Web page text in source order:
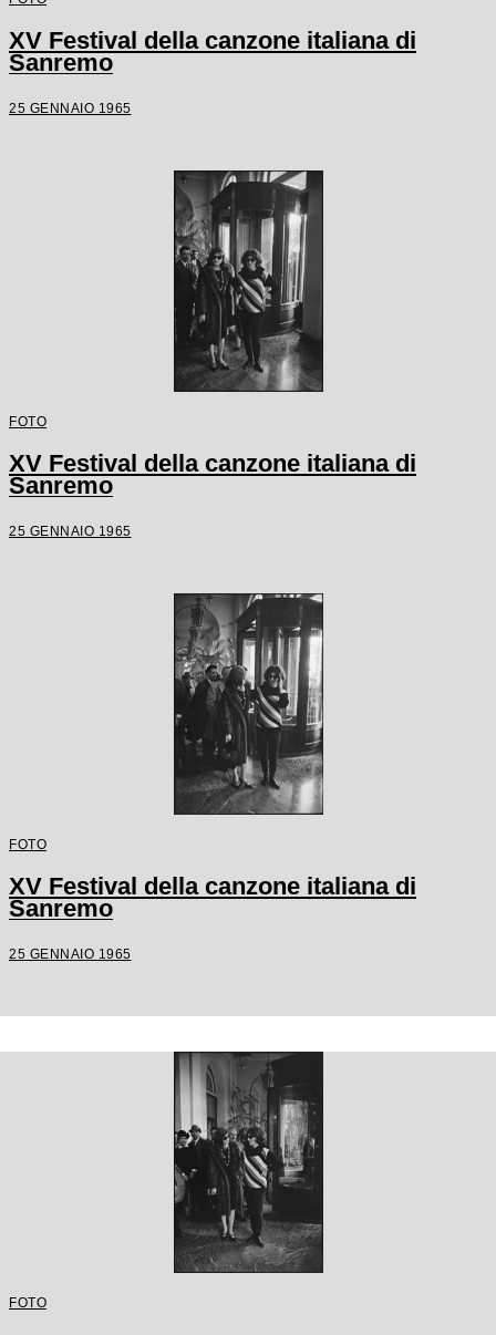
XV Festival della canzone italiana di
Sanremo
25 GENNAIO 1965
FOTO
XV Festival della canzone italiana di
Sanremo
25 GENNAIO 1965
FOTO
XV Festival della canzone italiana di
Sanremo
25 GENNAIO 1965
FOTO